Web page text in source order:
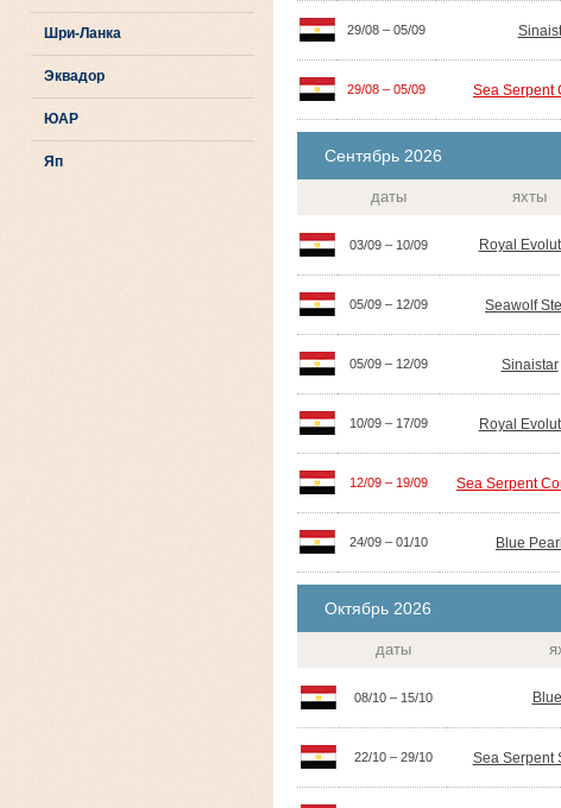
Шри-Ланка
Эквадор
ЮАР
Яп
29/08 – 05/09
29/08 – 05/09 Sea Serpent
Сентябрь 2026
даты яхты
03/09 – 10/09 Royal
05/09 – 12/09 Seawolf
05/09 – 12/09 Sinaistar
10/09 – 17/09 Royal
12/09 – 19/09 Sea Serpent
24/09 – 01/10 Blue Pearl
Октябрь 2026
даты
08/10 – 15/10
22/10 – 29/10 Sea Serpent